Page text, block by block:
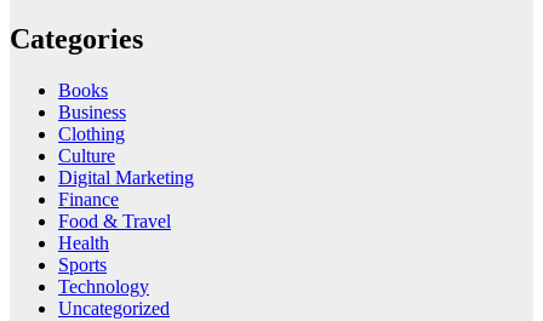
Categories
Books
Business
Clothing
Culture
Digital Marketing
Finance
Food & Travel
Health
Sports
Technology
Uncategorized